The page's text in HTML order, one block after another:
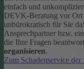
einfach und
DEVK-Beratung vor Ort
unbürokratisch für Sie da!
Ansprechpartner bzw.
die Ihre Fragen
organisieren.
Zum Schadenservice